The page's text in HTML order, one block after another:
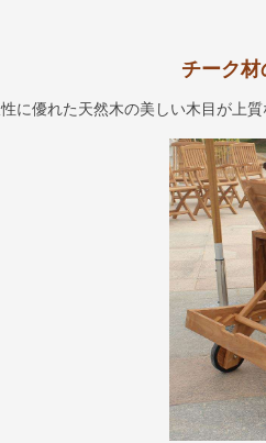
チーク材
に優れた天然木の美しい木目が上